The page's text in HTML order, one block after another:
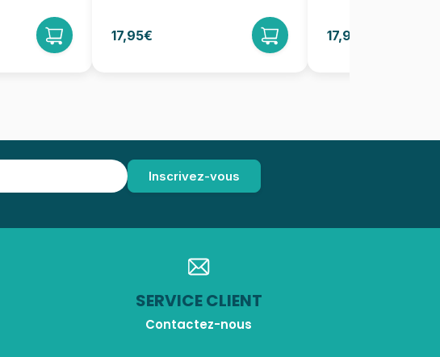
17,95€ 17,95€
SERVICE CLIENT
Contactez-nous